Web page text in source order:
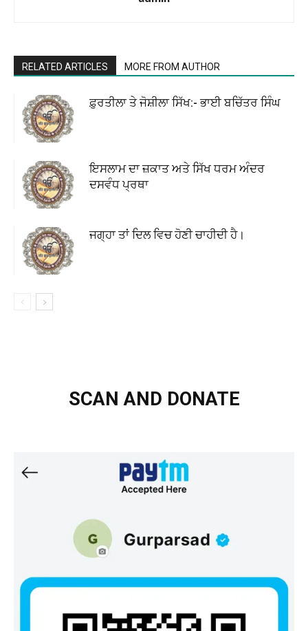
RELATED ARTICLES MORE FROM AUTHOR
ਫ਼ੁਰਤੀਲਾ ਤੇ ਜੋਸ਼ੀਲਾ ਸਿੱਖ:- ਭਾਈ ਬਚਿੱਤਰ ਸਿੰਘ
ਇਸਲਾਮ ਦਾ ਜ਼ਕਾਤ ਅਤੇ ਸਿੱਖ ਧਰਮ ਅੰਦਰ
ਦਸਵੰਧ ਪ੍ਰਥਾ
ਜਗ੍ਹਾ ਤਾਂ ਦਿਲ ਵਿਚ ਹੋਣੀ ਚਾਹੀਦੀ ਹੈ।
SCAN AND DONATE